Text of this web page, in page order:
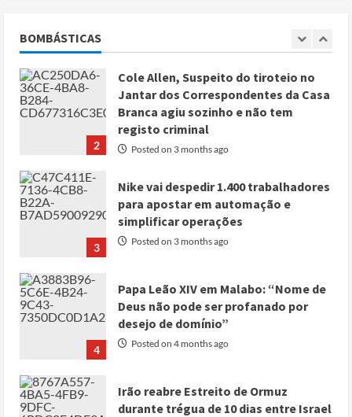
BOMBÁSTICAS
1
2
Cole Allen, Suspeito do tiroteio no
Jantar dos Correspondentes da Casa
Branca agiu sozinho e não tem
registo criminal
Posted on 3 months ago
3
Nike vai despedir 1.400 trabalhadores
para apostar em automação e
simplificar operações
Posted on 3 months ago
4
Papa Leão XIV em Malabo: “Nome de
Deus não pode ser profanado por
desejo de domínio”
Posted on 4 months ago
Irão reabre Estreito de Ormuz
durante trégua de 10 dias entre Israel